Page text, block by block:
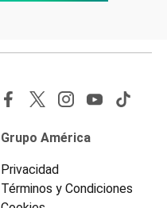
Grupo América
Privacidad
Términos y Condiciones